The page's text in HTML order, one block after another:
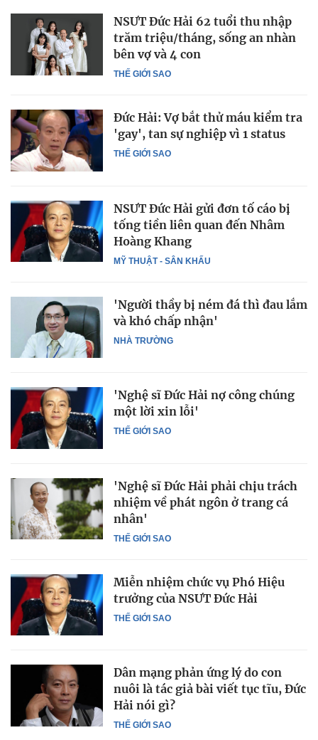
THẾ GIỚI SAO
NSƯT Đức Hải 62 tuổi thu nhập
trăm triệu/tháng, sống an nhàn
bên vợ và 4 con
THẾ GIỚI SAO
Đức Hải: Vợ bắt thử máu kiểm tra
'gay', tan sự nghiệp vì 1 status
MỸ THUẬT - SÂN KHẤU
NSƯT Đức Hải gửi đơn tố cáo bị
tống tiền liên quan đến Nhâm
Hoàng Khang
NHÀ TRƯỜNG
'Người thầy bị ném đá thì đau lắm
và khó chấp nhận'
THẾ GIỚI SAO
'Nghệ sĩ Đức Hải nợ công chúng
một lời xin lỗi'
THẾ GIỚI SAO
'Nghệ sĩ Đức Hải phải chịu trách
nhiệm về phát ngôn ở trang cá
nhân'
THẾ GIỚI SAO
Miễn nhiệm chức vụ Phó Hiệu
trưởng của NSƯT Đức Hải
THẾ GIỚI SAO
Dân mạng phản ứng lý do con
nuôi là tác giả bài viết tục tĩu, Đức
Hải nói gì?